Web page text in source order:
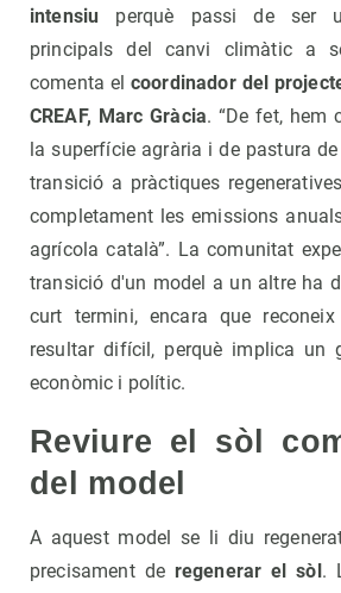
intensiu perquè passi de ser
principals del canvi climàtic a
comenta elcoordinador del
CREAF, Marc Gràcia. “De fet, hem
la superfície agrària i de pastura
transició a pràctiques
completament les emissions
agrícola català”. La comunitat
transició d'un model a un altre ha
curt termini, encara que
resultar difícil, perquè implica un
econòmic i polític.
Reviure el sòl
del model
A aquest model se li diu
precisament de regenerar el sòl .